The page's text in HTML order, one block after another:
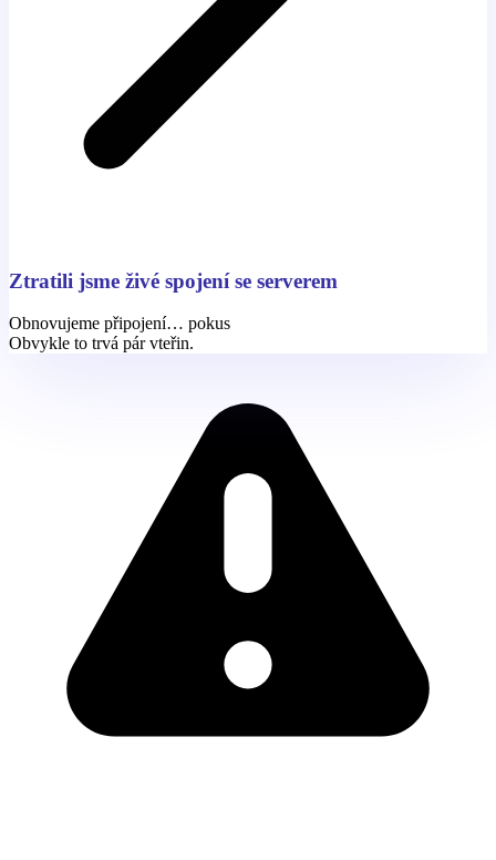
Ztratili jsme živé spojení se serverem
Obnovujeme připojení… pokus
Obvykle to trvá pár vteřin.